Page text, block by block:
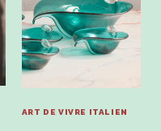
ART DE VIVRE ITALIEN